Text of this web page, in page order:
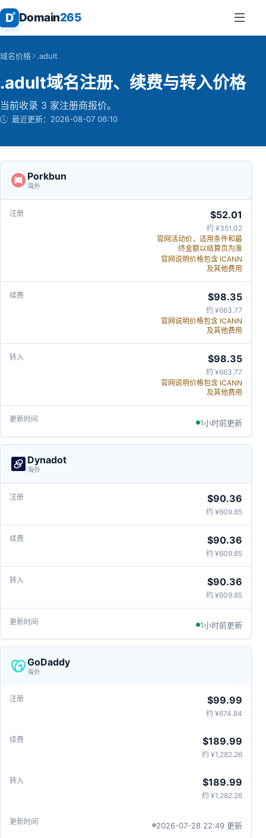
D Domain265
域名价格 .adult
.adult域名注册、续费与转入价格
当前收录 3 家注册商报价。
最近更新： 2026-08-07 06:10
Porkbun
海外
$52.01
约 ¥351.02
官网活动价，适用条件和最
终金额以结算页为准
官网说明价格包含 ICANN
及其他费用
$98.35
约 ¥663.77
官网说明价格包含 ICANN
及其他费用
$98.35
约 ¥663.77
官网说明价格包含 ICANN
及其他费用
1小时前更新
Dynadot
海外
$90.36
约 ¥609.85
$90.36
约 ¥609.85
$90.36
约 ¥609.85
1小时前更新
GoDaddy
海外
$99.99
约 ¥674.84
$189.99
约 ¥1,282.26
$189.99
约 ¥1,282.26
2026-07-28 22:49 更新